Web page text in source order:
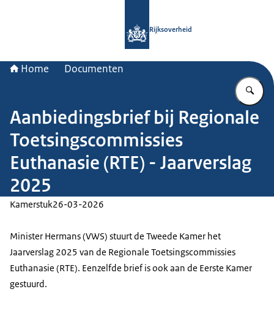
Rijksoverheid
Home Documenten
Aanbiedingsbrief bij Regionale
Toetsingscommissies
Euthanasie (RTE) - Jaarverslag
2025
Kamerstuk26-03-2026
Minister Hermans (VWS) stuurt de Tweede Kamer het
Jaarverslag 2025 van de Regionale Toetsingscommissies
Euthanasie (RTE). Eenzelfde brief is ook aan de Eerste Kamer
gestuurd.